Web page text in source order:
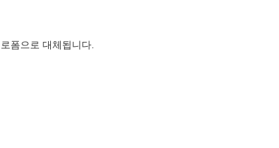
폼으로 대체됩니다.